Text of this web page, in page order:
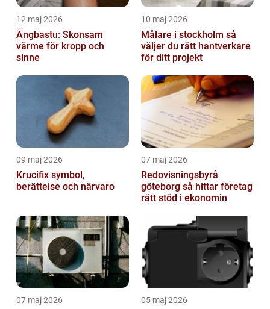
12 maj 2026
Ångbastu: Skonsam
värme för kropp och
sinne
10 maj 2026
Målare i stockholm så
väljer du rätt hantverkare
för ditt projekt
09 maj 2026
Krucifix symbol,
berättelse och närvaro
07 maj 2026
Redovisningsbyrå
göteborg så hittar företag
rätt stöd i ekonomin
07 maj 2026 05 maj 2026